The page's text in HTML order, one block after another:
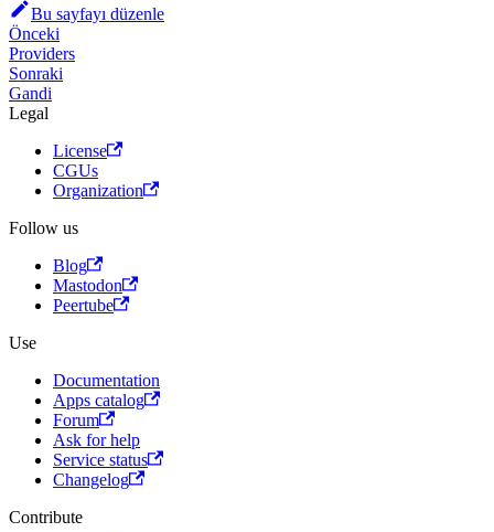
Bu sayfayı düzenle
Önceki
Providers
Sonraki
Gandi
Legal
License
CGUs
Organization
Follow us
Blog
Mastodon
Peertube
Use
Documentation
Apps catalog
Forum
Ask for help
Service status
Changelog
Contribute